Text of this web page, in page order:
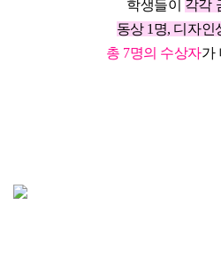
학생들이 각각
동상 1명, 디자인
총 7명의 수상자가